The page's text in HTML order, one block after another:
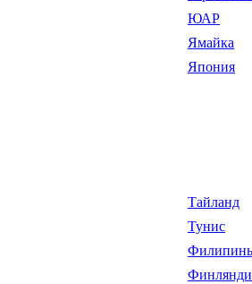
ЮАР
Ямайка
Япония
Тайланд
Тунис